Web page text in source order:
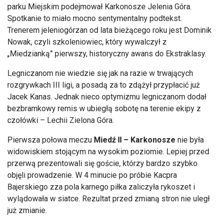
parku Miejskim podejmował Karkonosze Jelenia Góra.
Spotkanie to miało mocno sentymentalny podtekst.
Trenerem jeleniogórzan od lata bieżącego roku jest Dominik
Nowak, czyli szkoleniowiec, który wywalczył z
„Miedzianką” pierwszy, historyczny awans do Ekstraklasy.
Legniczanom nie wiedzie się jak na razie w trwających
rozgrywkach III ligi, a posadą za to zdążył przypłacić już
Jacek Kanas. Jednak nieco optymizmu legniczanom dodał
bezbramkowy remis w ubiegłą sobotę na terenie ekipy z
czołówki – Lechii Zielona Góra.
Pierwsza połowa meczu Miedź II – Karkonosze nie była
widowiskiem stojącym na wysokim poziomie. Lepiej przed
przerwą prezentowali się goście, którzy bardzo szybko
objęli prowadzenie. W 4 minucie po próbie Kacpra
Bajerskiego zza pola karnego piłka zaliczyła rykoszet i
wylądowała w siatce. Rezultat przed zmianą stron nie uległ
już zmianie.